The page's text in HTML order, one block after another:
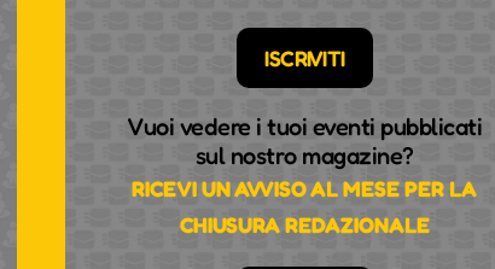
ISCRIVITI
Vuoi vedere i tuoi eventi pubblicati
sul nostro magazine?
RICEVI UN AVVISO AL MESE PER LA
CHIUSURA REDAZIONALE